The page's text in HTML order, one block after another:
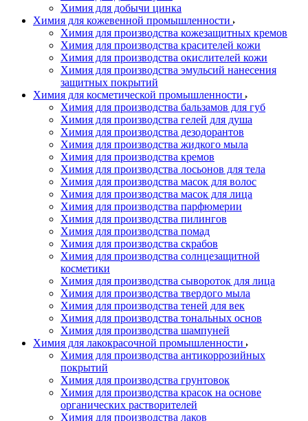
Химия для добычи цинка
Химия для кожевенной промышленности
Химия для производства кожезащитных кремов
Химия для производства красителей кожи
Химия для производства окислителей кожи
Химия для производства эмульсий нанесения
защитных покрытий
Химия для косметической промышленности
Химия для производства бальзамов для губ
Химия для производства гелей для душа
Химия для производства дезодорантов
Химия для производства жидкого мыла
Химия для производства кремов
Химия для производства лосьонов для тела
Химия для производства масок для волос
Химия для производства масок для лица
Химия для производства парфюмерии
Химия для производства пилингов
Химия для производства помад
Химия для производства скрабов
Химия для производства солнцезащитной
косметики
Химия для производства сывороток для лица
Химия для производства твердого мыла
Химия для производства теней для век
Химия для производства тональных основ
Химия для производства шампуней
Химия для лакокрасочной промышленности
Химия для производства антикоррозийных
покрытий
Химия для производства грунтовок
Химия для производства красок на основе
органических растворителей
Химия для производства лаков